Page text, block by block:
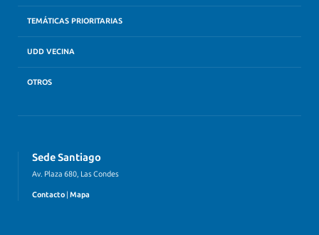
TEMÁTICAS PRIORITARIAS
UDD VECINA
OTROS
Sede Santiago
Av. Plaza 680, Las Condes
Contacto Mapa